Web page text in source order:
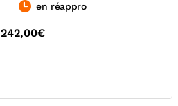
en réappro
242,00€